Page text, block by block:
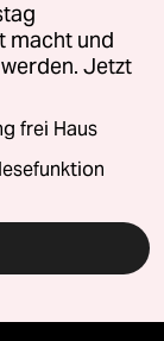
macht und
Jetzt
frei Haus